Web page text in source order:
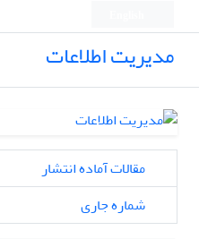
مدیریت اطلاعات
مقالات آماده انتشار
شماره جاری